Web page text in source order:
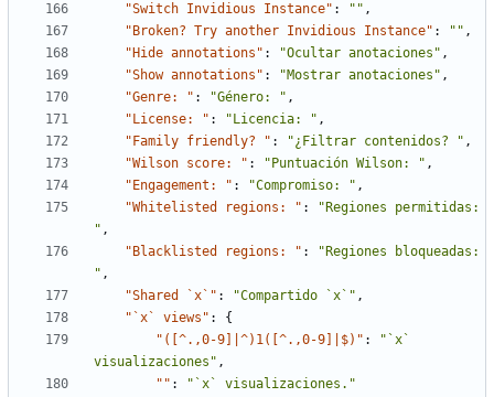
"Switch Invidious Instance" : "" ,
"Broken? Try another Invidious Instance" : "" ,
"Hide annotations" : "Ocultar anotaciones" ,
"Show annotations" : "Mostrar anotaciones" ,
"Genre: " : "Género: " ,
"License: " : "Licencia: " ,
"Family friendly? " : "¿Filtrar contenidos? " ,
"Wilson score: " : "Puntuación Wilson: " ,
"Engagement: " : "Compromiso: " ,
"Whitelisted regions: " :
"Regiones permitidas:
" ,
"Blacklisted regions: " :
"Regiones bloqueadas:
" ,
"Shared `x`" : "Compartido `x`" ,
"`x` views" :
{
"([^.,0-9]|^)1([^.,0-9]|$)" :
"`x`
visualizaciones" ,
"" :
"`x` visualizaciones."